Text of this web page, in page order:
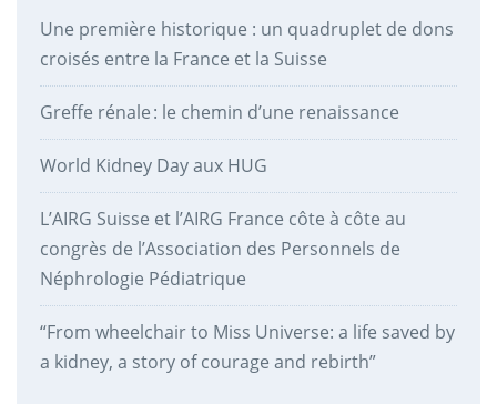
Une première historique : un quadruplet de dons
croisés entre la France et la Suisse
Greffe rénale : le chemin d’une renaissance
World Kidney Day aux HUG
L’AIRG Suisse et l’AIRG France côte à côte au
congrès de l’Association des Personnels de
Néphrologie Pédiatrique
“From wheelchair to Miss Universe: a life saved by
a kidney, a story of courage and rebirth”